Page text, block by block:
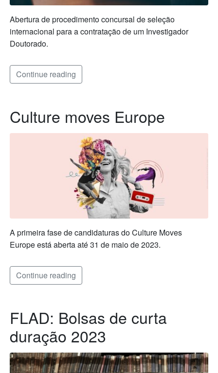
Abertura de procedimento concursal de seleção
internacional para a contratação de um Investigador
Doutorado.
Continue reading
Culture moves Europe
A primeira fase de candidaturas do Culture Moves
Europe está aberta até 31 de maio de 2023.
Continue reading
FLAD: Bolsas de curta
duração 2023